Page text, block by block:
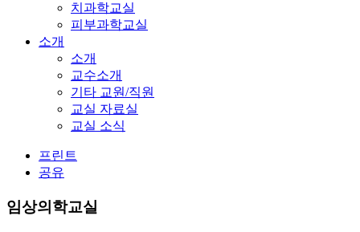
치과학교실
피부과학교실
소개
소개
교수소개
기타 교원/직원
교실 자료실
교실 소식
프린트
공유
임상의학교실